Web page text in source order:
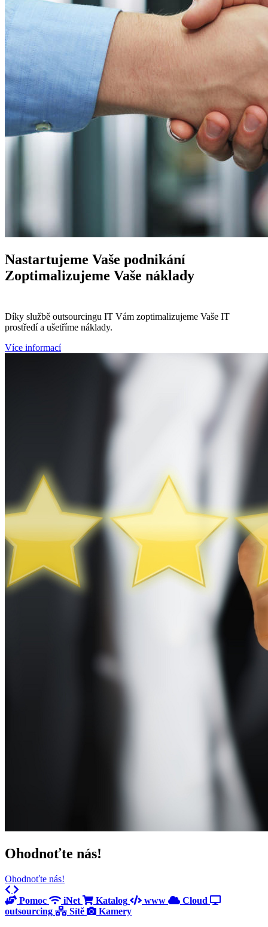
Nastartujeme Vaše podnikání
Zoptimalizujeme Vaše náklady
Díky službě outsourcingu IT Vám zoptimalizujeme Vaše IT
prostředí a ušetříme náklady.
Více informací
Ohodnoťte nás!
Ohodnoťte nás!
Previous
Pomoc
iNet Katalog www
Cloud
outsourcing
Sítě Kamery